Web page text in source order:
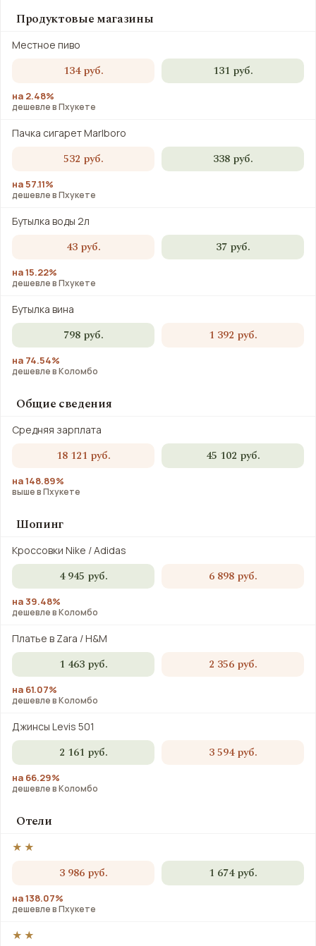
Продуктовые магазины
Местное пиво
134 руб. 131 руб.
на 2.48%
дешевле в Пхукете
Пачка сигарет Marlboro
532 руб. 338 руб.
на 57.11%
дешевле в Пхукете
Бутылка воды 2л
43 руб. 37 руб.
на 15.22%
дешевле в Пхукете
Бутылка вина
798 руб. 1 392 руб.
на 74.54%
дешевле в Коломбо
Общие сведения
Средняя зарплата
18 121 руб. 45 102 руб.
на 148.89%
выше в Пхукете
Шопинг
Кроссовки Nike / Adidas
4 945 руб. 6 898 руб.
на 39.48%
дешевле в Коломбо
Платье в Zara / H&M
1 463 руб. 2 356 руб.
на 61.07%
дешевле в Коломбо
Джинсы Levis 501
2 161 руб. 3 594 руб.
на 66.29%
дешевле в Коломбо
Отели
★★
3 986 руб. 1 674 руб.
на 138.07%
дешевле в Пхукете
★★